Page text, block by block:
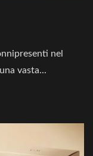
nel
vasta...